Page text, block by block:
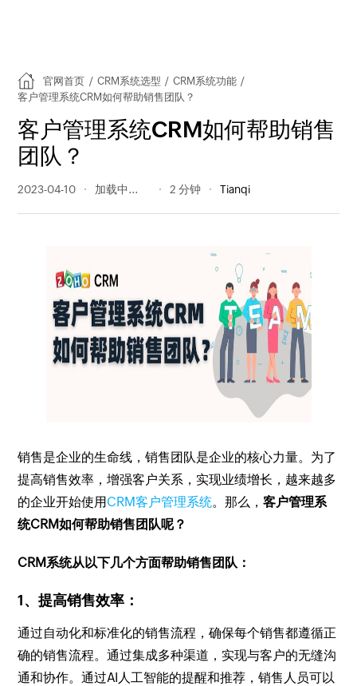
官网首页 / CRM系统选型 / CRM系统功能 /
客户管理系统CRM如何帮助销售团队？
客户管理系统CRM如何帮助销售
团队？
2023-04-10 250 阅读量 2 分钟 Tianqi
销售是企业的生命线，销售团队是企业的核心力量。为了
提高销售效率，增强客户关系，实现业绩增长，越来越多
的企业开始使用CRM客户管理系统。那么，客户管理系
统CRM如何帮助销售团队呢？
CRM系统从以下几个方面帮助销售团队：
1、提高销售效率：
通过自动化和标准化的销售流程，确保每个销售都遵循正
确的销售流程。通过集成多种渠道，实现与客户的无缝沟
通和协作。通过AI人工智能的提醒和推荐，销售人员可以